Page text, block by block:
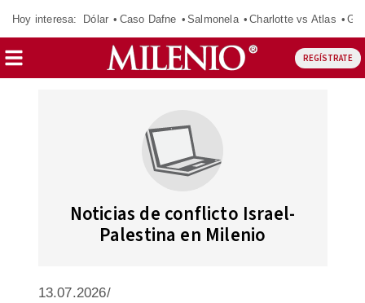
Hoy interesa: Dólar Caso Dafne Salmonela Charlotte vs Atlas
REGÍSTRATE
Noticias de conflicto Israel-
Palestina en Milenio
13.07.2026/